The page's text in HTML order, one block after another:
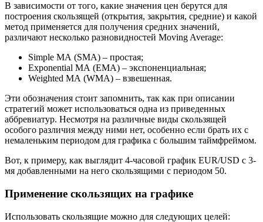
В зависимости от того, какие значения цен берутся для
построения скользящей (открытия, закрытия, средние) и какой
метод применяется для получения средних значений,
различают несколько разновидностей Moving Average:
Simple МА (SMA) – простая;
Exponential МА (EMA) – экспоненциальная;
Weighted МА (WMA) – взвешенная.
Эти обозначения стоит запомнить, так как при описании
стратегий может использоваться одна из приведенных
аббревиатур. Несмотря на различные виды скользящей
особого различия между ними нет, особенно если брать их с
немаленьким периодом для графика с большим таймфреймом.
Вот, к примеру, как выглядит 4-часовой график EUR/USD с 3-
мя добавленными на него скользящими с периодом 50.
Применение скользящих на графике
Использовать скользящие можно для следующих целей: